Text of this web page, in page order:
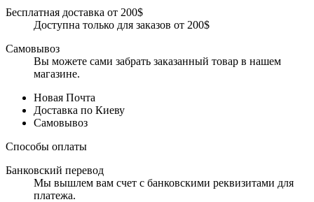
Бесплатная доставка от 200$
Доступна только для заказов от 200$
Самовывоз
Вы можете сами забрать заказанный товар в нашем
магазине.
Новая Почта
Доставка по Киеву
Самовывоз
Способы оплаты
Банковский перевод
Мы вышлем вам счет с банковскими реквизитами для
платежа.